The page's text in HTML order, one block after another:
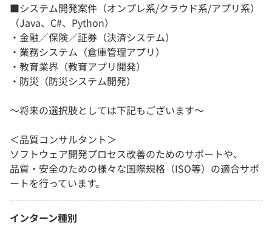
■システム開発案件（オンプレ系/クラウド系/アプリ系）
（Java、C#、Python）
・金融／保険／証券（決済システム）
・業務システム（倉庫管理アプリ）
・教育業界（教育アプリ開発）
・防災（防災システム開発）
～将来の選択肢としては下記もございます～
＜品質コンサルタント＞
ソフトウェア開発プロセス改善のためのサポートや、
品質・安全のための様々な国際規格（ISO等）の適合サポ
ートを行っています。
インターン種別